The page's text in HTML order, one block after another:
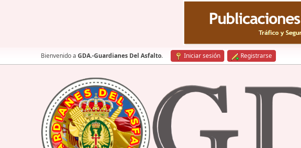
Bienvenido a GDA.-Guardianes Del Asfalto. Iniciar sesión Registrarse